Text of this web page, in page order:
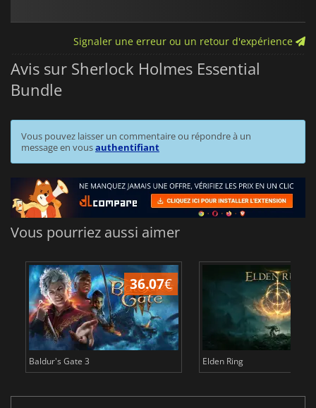
Signaler une erreur ou un retour d'expérience
Avis sur Sherlock Holmes Essential
Bundle
Vous pouvez laisser un commentaire ou répondre à un
message en vousauthentifiant
Vous pourriez aussi aimer
36.07€
Baldur's Gate 3 Elden Ring